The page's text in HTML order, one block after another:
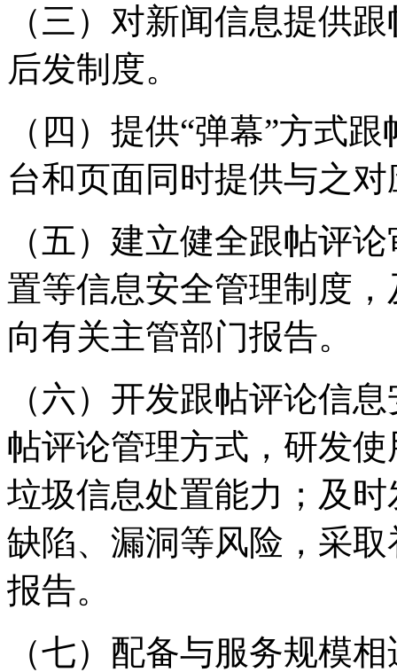
（三）对新闻信息提供
后发制度。
（四）提供“弹幕”方式
台和页面同时提供与之
（五）建立健全跟帖评
置等信息安全管理制度
向有关主管部门报告。
（六）开发跟帖评论信
帖评论管理方式，研发
垃圾信息处置能力；及
缺陷、漏洞等风险，采
报告。
（七）配备与服务规模